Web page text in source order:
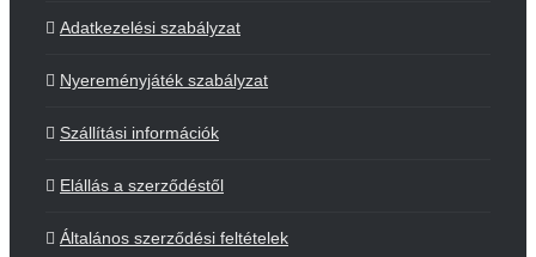
Adatkezelési szabályzat
Nyereményjáték szabályzat
Szállítási információk
Elállás a szerződéstől
Általános szerződési feltételek